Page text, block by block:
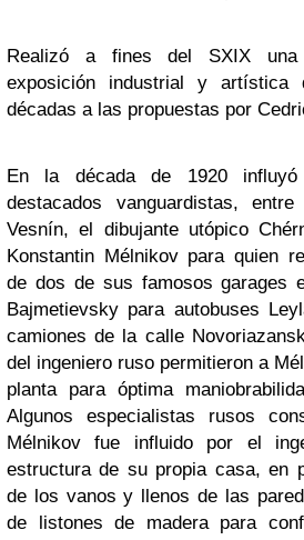
Realizó a fines del SXIX
exposición industrial y artística
décadas a las propuestas por
En la década de 1920
destacados vanguardistas,
Vesnín, el dibujante utópico
Konstantin Mélnikov para quien
de dos de sus famosos garages
Bajmetievsky para autobuses
camiones de la calle
del ingeniero ruso permitieron a
planta para óptima
Algunos especialistas rusos
Mélnikov fue influido por el
estructura de su propia casa, en
de los vanos y llenos de las
de listones de madera para